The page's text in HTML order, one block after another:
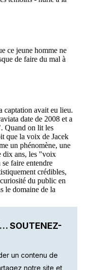
SOUTENEZ-
un contenu de
notre site et